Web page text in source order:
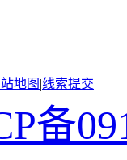
地图 |线索提交
备